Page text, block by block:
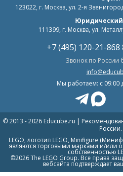
123022, г. Москва, ул. 2-я
Юридический
111399, г. Москва, ул.
+7 (495) 120-21-868
Звонок по России
Мы работаем: c 09:00
© 2013 - 2026 Educube.ru |
России.
LEGO, логотип LEGO, Minifigure
являются торговыми марками и/или
собственностью
©2026 The LEGO Group. Все права
вебсайта подтверждает